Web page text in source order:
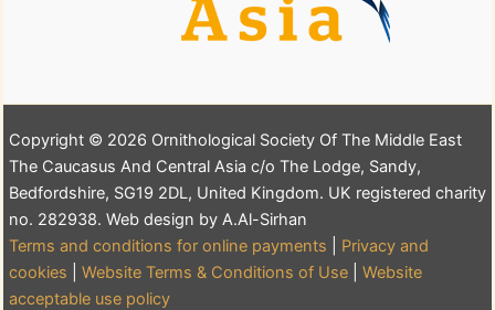
Copyright © 2026 Ornithological Society Of The Middle East
The Caucasus And Central Asia c/o The Lodge, Sandy,
Bedfordshire, SG19 2DL, United Kingdom. UK registered charity
no. 282938. Web design by A.Al-Sirhan
Terms and conditions for online payments
Privacy and
cookies
Website Terms & Conditions of Use
Website
acceptable use policy